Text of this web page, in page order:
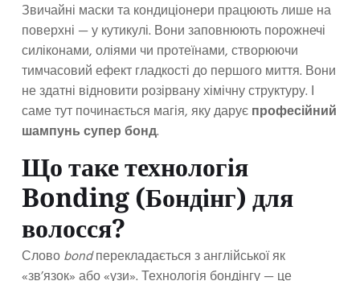
Звичайні маски та кондиціонери працюють лише на
поверхні — у кутикулі. Вони заповнюють порожнечі
силіконами, оліями чи протеїнами, створюючи
тимчасовий ефект гладкості до першого миття. Вони
не здатні відновити розірвану хімічну структуру. І
саме тут починається магія, яку даруєпрофесійний
шампунь супер бонд.
Що таке технологія
Bonding (Бондінг) для
волосся?
Словоbondперекладається з англійської як